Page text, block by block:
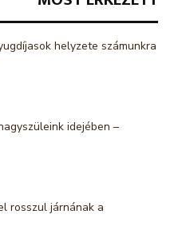
helyzete számunkra
idejében –
rosszul járnának a